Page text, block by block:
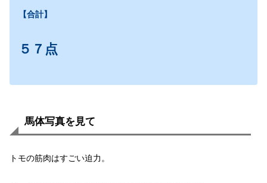
【合計】
５７点
馬体写真を見て
トモの筋肉はすごい迫力。